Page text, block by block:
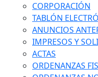
CORPORACIÓN
TABLÓN
ANUNCIOS
IMPRESOS Y
ACTAS
ORDENANZAS